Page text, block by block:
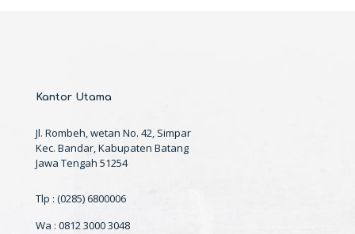
Kantor Utama
Jl. Rombeh, wetan No. 42, Simpar
Kec. Bandar, Kabupaten Batang
Jawa Tengah 51254
Tlp : (0285) 6800006
Wa : 0812 3000 3048